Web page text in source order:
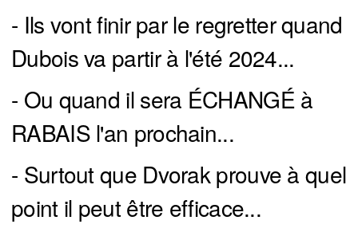
- Ils vont finir par le regretter quand
Dubois va partir à l'été 2024...
- Ou quand il sera ÉCHANGÉ à
RABAIS l'an prochain...
- Surtout que Dvorak prouve à quel
point il peut être efficace...